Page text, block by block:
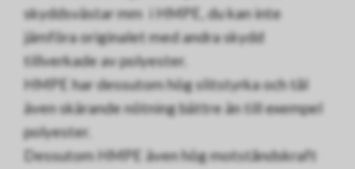
skyddsvästar mm i HMPE, du kan inte
jämföra originalet med andra skydd
tillverkade av polyester.
HMPE har dessutom hög slitstyrka och tål
även skärande nötning bättre än till exempel
polyester.
Dessutom HMPE även hög motståndskraft